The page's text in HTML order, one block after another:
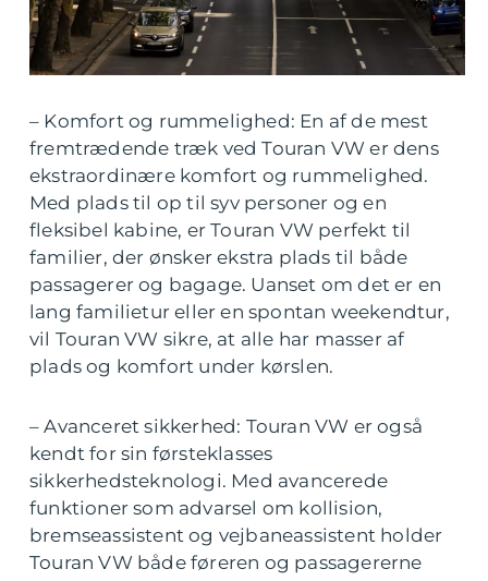
– Komfort og rummelighed: En af de mest
fremtrædende træk ved Touran VW er dens
ekstraordinære komfort og rummelighed.
Med plads til op til syv personer og en
fleksibel kabine, er Touran VW perfekt til
familier, der ønsker ekstra plads til både
passagerer og bagage. Uanset om det er en
lang familietur eller en spontan weekendtur,
vil Touran VW sikre, at alle har masser af
plads og komfort under kørslen.
– Avanceret sikkerhed: Touran VW er også
kendt for sin førsteklasses
sikkerhedsteknologi. Med avancerede
funktioner som advarsel om kollision,
bremseassistent og vejbaneassistent holder
Touran VW både føreren og passagererne